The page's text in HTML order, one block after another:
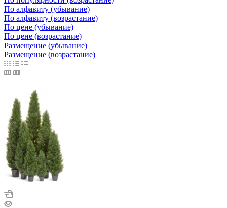
По алфавиту (убывание)
По алфавиту (возрастание)
По цене (убывание)
По цене (возрастание)
Размещение (убывание)
Размещение (возрастание)